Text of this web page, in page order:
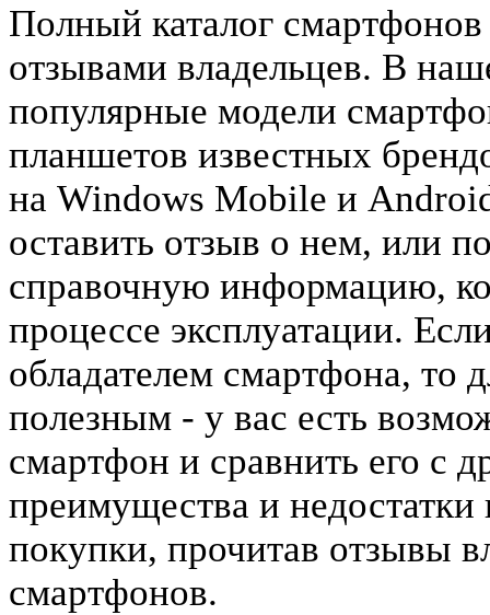
Полный каталог
отзывами владельцев. В
популярные модели
планшетов известных
на Windows Mobile и
оставить отзыв о нем, или
справочную информацию,
процессе эксплуатации.
обладателем смартфона, то
полезным - у вас есть
смартфон и сравнить его с
преимущества и
покупки, прочитав отзывы
смартфонов.